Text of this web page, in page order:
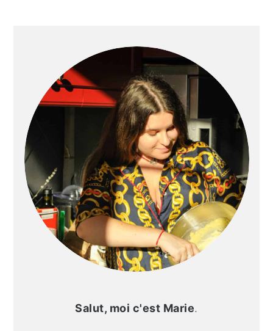
LATÉRALE
PRINCIPALE
Salut, moi c'est Marie.